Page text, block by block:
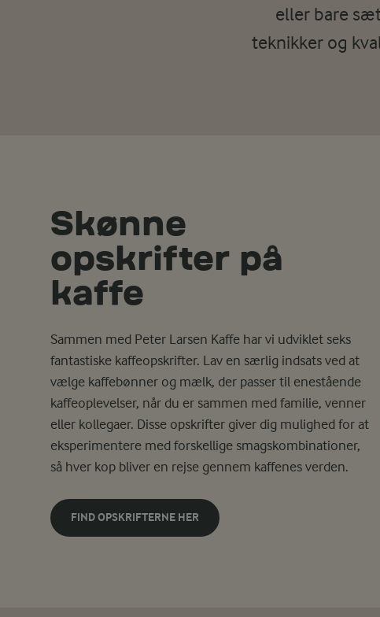
eller bare
teknikker og
Skønne
opskrifter på
kaffe
Sammen med Peter Larsen Kaffe har vi udviklet seks
fantastiske kaffeopskrifter. Lav en særlig indsats ved at
vælge kaffebønner og mælk, der passer til enestående
kaffeoplevelser, når du er sammen med familie, venner
eller kollegaer. Disse opskrifter giver dig mulighed for at
eksperimentere med forskellige smagskombinationer,
så hver kop bliver en rejse gennem kaffenes verden.
FIND OPSKRIFTERNE HER